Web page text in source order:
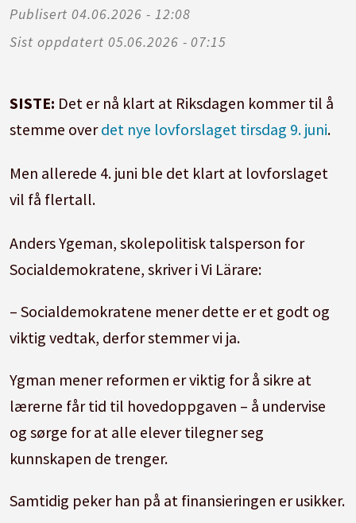
Publisert
04.06.2026 - 12:08
Sist oppdatert
05.06.2026 - 07:15
SISTE: Det er nå klart at Riksdagen kommer til å
stemme overdet nye lovforslaget tirsdag 9. juni.
Men allerede 4. juni ble det klart at lovforslaget
vil få flertall.
Anders Ygeman, skolepolitisk talsperson for
Socialdemokratene, skriver i Vi Lärare:
– Socialdemokratene mener dette er et godt og
viktig vedtak, derfor stemmer vi ja.
Ygman mener reformen er viktig for å sikre at
lærerne får tid til hovedoppgaven – å undervise
og sørge for at alle elever tilegner seg
kunnskapen de trenger.
Samtidig peker han på at finansieringen er usikker.